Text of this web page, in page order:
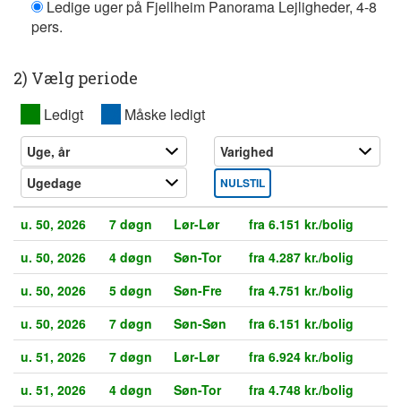
Ledige uger på Fjellheim Panorama Lejligheder, 4-8
pers.
2) Vælg periode
Ledigt Måske ledigt
NULSTIL
u. 50, 2026 7 døgn Lør-Lør
fra 6.151 kr./bolig
u. 50, 2026
4 døgn Søn-Tor
fra 4.287 kr./bolig
u. 50, 2026
5 døgn Søn-Fre
fra 4.751 kr./bolig
u. 50, 2026
7 døgn Søn-Søn
fra 6.151 kr./bolig
u. 51, 2026
7 døgn Lør-Lør
fra 6.924 kr./bolig
u. 51, 2026
4 døgn Søn-Tor
fra 4.748 kr./bolig